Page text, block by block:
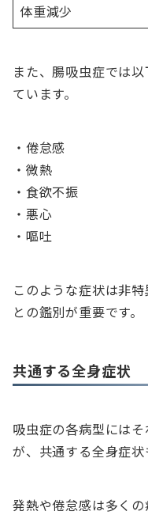
体重減少
また、腸吸虫症では
ています。
・倦怠感
・微熱
・食欲不振
・悪心
・嘔吐
このような症状は非
との鑑別が重要です。
共通する全身症状
吸虫症の各病型には
が、共通する全身症状
発熱や倦怠感は多く